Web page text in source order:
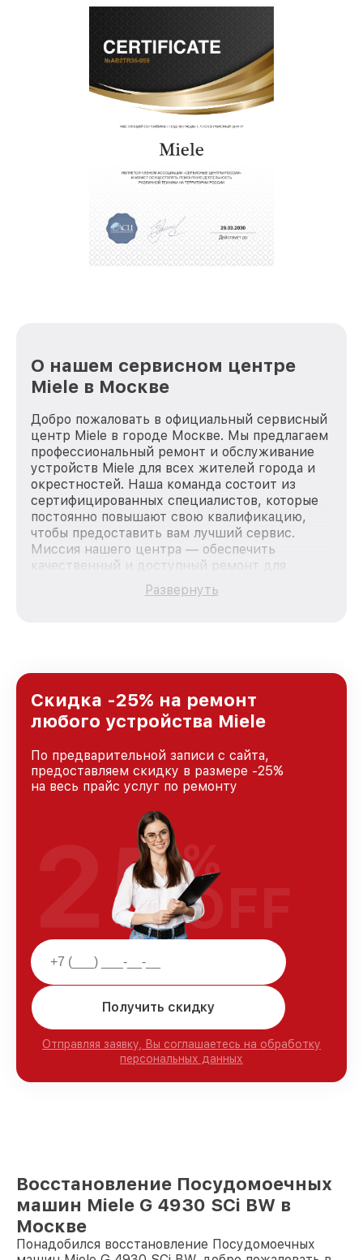
О нашем сервисном центре
Miele в Москве
Добро пожаловать в официальный сервисный
центр Miele в городе Москве. Мы предлагаем
профессиональный ремонт и обслуживание
устройств Miele для всех жителей города и
окрестностей. Наша команда состоит из
сертифицированных специалистов, которые
постоянно повышают свою квалификацию,
чтобы предоставить вам лучший сервис.
Миссия нашего центра — обеспечить
качественный и доступный ремонт для
каждого пользователя продукции Miele, вне
зависимости от сложности поломки. Мы
и лояльности наших клиентов.
Развернуть
Скидка -25% на ремонт
любого устройства Miele
По предварительной записи с сайта,
предоставляем скидку в размере -25%
на весь прайс услуг по ремонту
Получить скидку
Отправляя заявку, Вы соглашаетесь на обработку
персональных данных
25%
OFF
Восстановление Посудомоечных
машин Miele G 4930 SCi BW в
Москве
Понадобился восстановление Посудомоечных